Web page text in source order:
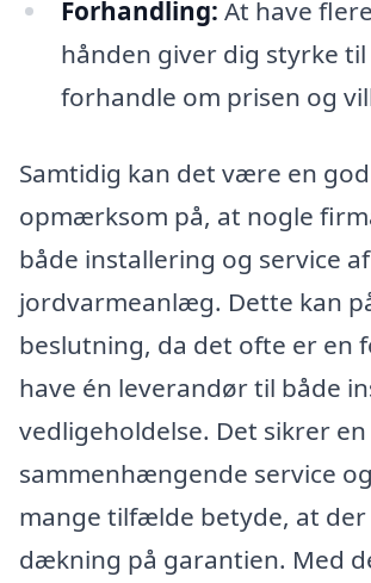
Forhandling: At have
hånden giver dig styrke
forhandle om prisen og
Samtidig kan det være en
opmærksom på, at nogle
både installering og service af
jordvarmeanlæg. Dette kan
beslutning, da det ofte er en
have én leverandør til både
vedligeholdelse. Det sikrer
sammenhængende service
mange tilfælde betyde, at
dækning på garantien. Med